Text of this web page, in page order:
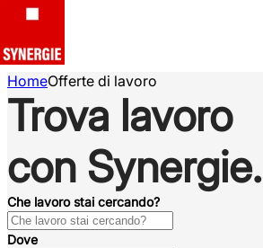
HomeOfferte di lavoro
Trova lavoro
con Synergie.
Che lavoro stai cercando?
Dove